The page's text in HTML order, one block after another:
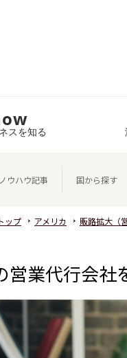
スを知る
ウハウ記事 国から探す
ップ アメリカ 販路拡大（
営業代行会